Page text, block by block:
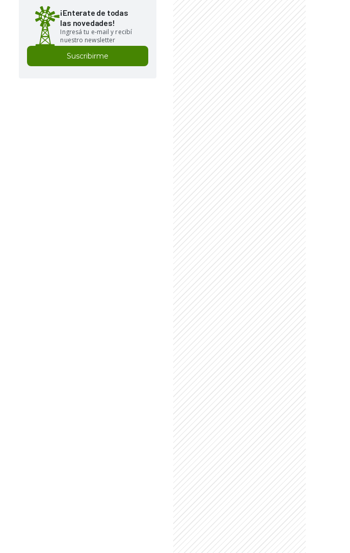
¡Enterate de todas
las novedades!
Ingresá tu e-mail y recibí
nuestro newsletter
Suscribirme